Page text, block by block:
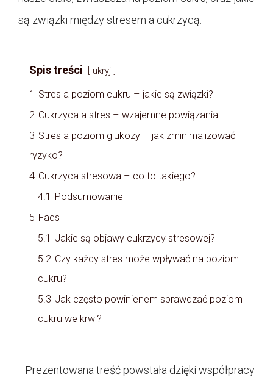
są związki między stresem a cukrzycą.
Spis treści ukryj
1 Stres a poziom cukru – jakie są związki?
2 Cukrzyca a stres – wzajemne powiązania
3 Stres a poziom glukozy – jak zminimalizować
ryzyko?
4 Cukrzyca stresowa – co to takiego?
4.1 Podsumowanie
5 Faqs
5.1 Jakie są objawy cukrzycy stresowej?
5.2 Czy każdy stres może wpływać na poziom
cukru?
5.3 Jak często powinienem sprawdzać poziom
cukru we krwi?
Prezentowana treść powstała dzięki współpracy